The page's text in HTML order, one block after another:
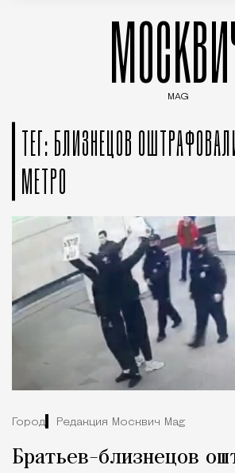
MAG
ТЕГ: БЛИЗНЕЦОВ
МЕТРО
Город Редакция Москвич Mag
Братьев-близнецов